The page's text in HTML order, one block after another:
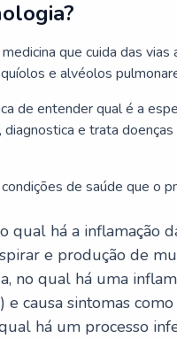
que cuida das
e alvéolos
de entender qual é a
e trata
de saúde que o
qual há a inflamação
e produção de
no qual há uma
causa sintomas
há um processo